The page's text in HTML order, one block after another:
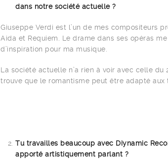
dans notre société actuelle ?
Giuseppe Verdi est l’un de mes compositeurs
Aida et Requiem. Le drame dans ses opéras
d’inspiration pour ma musique.
La société actuelle n’a rien à voir avec celle
trouve que le romantisme peut être adapté aux
Tu travailles beaucoup avec Diynamic
apporté artistiquement parlant ?